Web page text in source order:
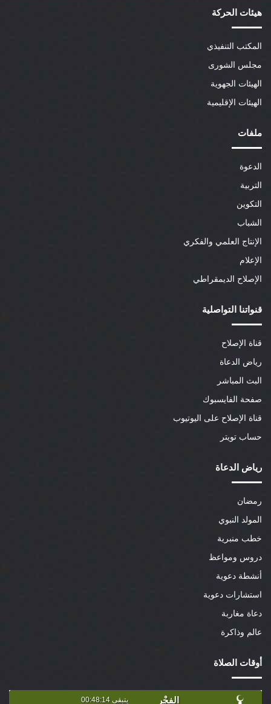
هيئات الحركة
المكتب التنفيذي
مجلس الشورى
الهيئات الجهوية
الهيئات الإقليمية
ملفات
الدعوة
التربية
التكوين
الشباب
الإنتاج العلمي والفكري
الإعلام
الإصلاح الديمقراطي
قنواتنا التواصلية
قناة الإصلاح
رياض الدعاة
البث المباشر
صفحة الفايسبوك
قناة الإصلاح على اليوتيوب
حساب تويتر
رياض الدعاة
رمضان
المولد النبوي
خطب منبرية
دروس ومواعظ
أنشطة دعوية
استشارات دعوية
دعاة مغاربة
عالم وذاكرة
أوقات الصلاة